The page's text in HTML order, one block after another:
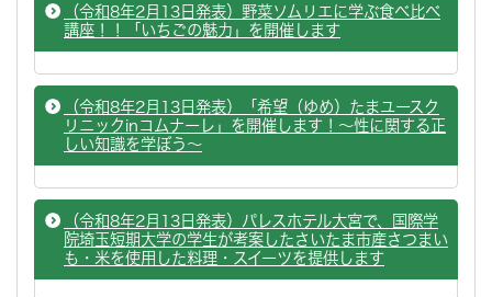
（令和8年2月13日発表）野菜ソムリエに学ぶ食べ比べ
講座！！「いちごの魅力」を開催します
（令和8年2月13日発表）「希望（ゆめ）たまユースク
リニックinコムナーレ」を開催します！～性に関する正
しい知識を学ぼう～
（令和8年2月13日発表）パレスホテル大宮で、国際学
院埼玉短期大学の学生が考案したさいたま市産さつまい
も・米を使用した料理・スイーツを提供します